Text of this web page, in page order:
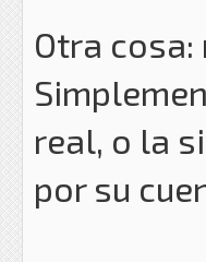
Otra cosa:
real, o la
por su